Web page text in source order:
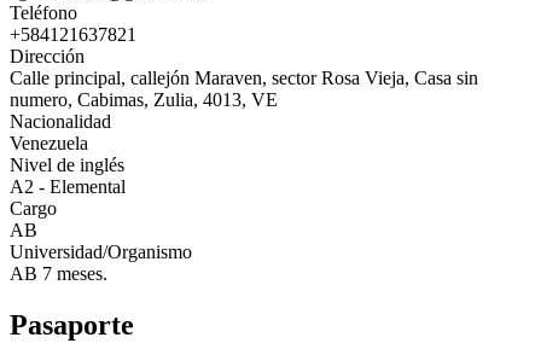
Teléfono
+584121637821
Dirección
Calle principal, callejón Maraven, sector Rosa Vieja, Casa sin
numero, Cabimas, Zulia, 4013, VE
Nacionalidad
Venezuela
Nivel de inglés
A2 - Elemental
Cargo
AB
Universidad/Organismo
AB 7 meses.
Pasaporte